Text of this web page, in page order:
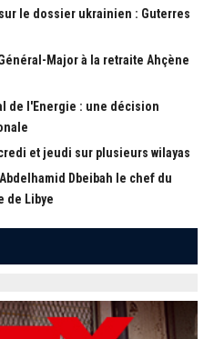
le dossier ukrainien : Guterres
Major à la retraite Ahçène
de l'Energie : une décision
et jeudi sur plusieurs wilayas
Dbeibah le chef du
de Libye